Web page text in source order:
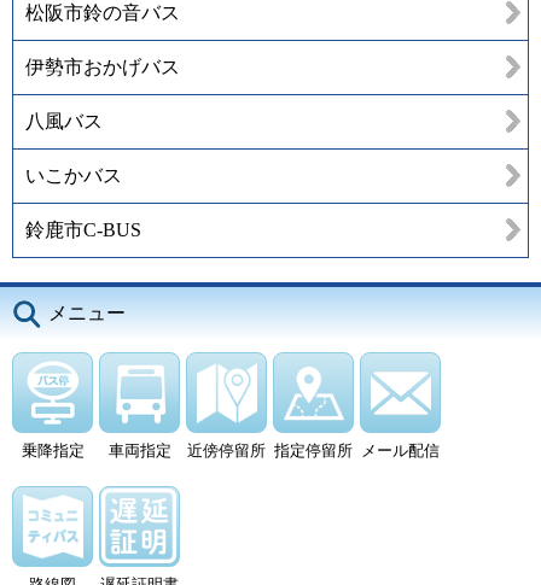
松阪市鈴の音バス
伊勢市おかげバス
八風バス
いこかバス
鈴鹿市C-BUS
メニュー
乗降指定 車両指定 近傍停留所 指定停留所 メール配信